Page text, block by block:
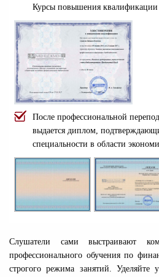
Курсы повышения квалификации
После профессиональной
выдается диплом,
специальности в области
Слушатели сами выстраивают
профессионального обучения по
строгого режима занятий.